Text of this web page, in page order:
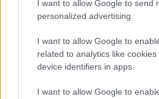
I want to allow Google to send
personalized advertising.
I want to allow Google to
related to analytics like
device identifiers in apps.
I want to allow Google to